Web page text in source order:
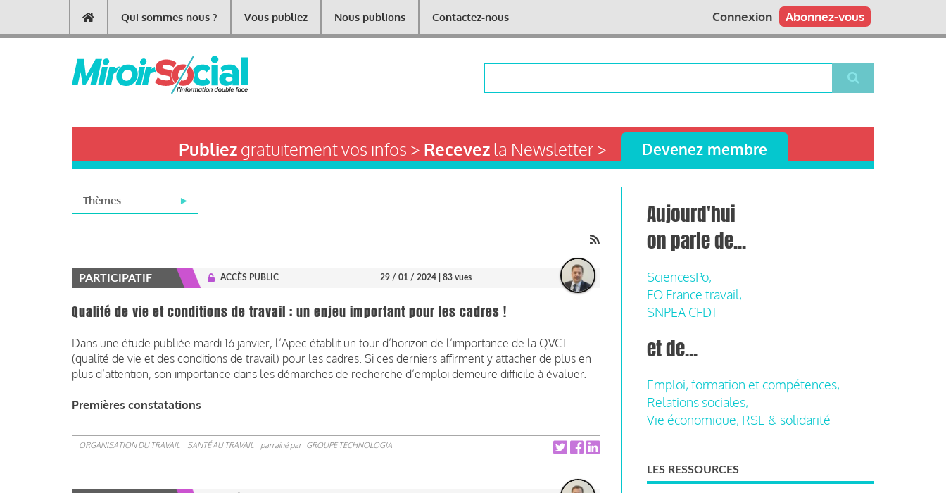
contenu
Main
navigation
Qui sommes nous ? Vous publiez Nous publions Contactez-nous Abonnez-vous
Connexion
Publiezgratuitement vos infos > Recevezla Newsletter > Devenez membre
Thèmes
PARTICIPATIF ACCÈS PUBLIC 29 / 01 / 2024 | 83 vues
Qualité de vie et conditions de travail : un enjeu important pour les cadres !
Dans une étude publiée mardi 16 janvier, l’Apec établit un tour d’horizon de l’importance de la QVCT
(qualité de vie et des conditions de travail) pour les cadres. Si ces derniers affirment y attacher de plus en
plus d’attention, son importance dans les démarches de recherche d’emploi demeure difficile à évaluer.
Premières constatations
ORGANISATION DU TRAVAIL SANTÉ AU TRAVAIL parrainé par GROUPE TECHNOLOGIA
Aujourd'hui
on parle de...
SciencesPo,
FO France travail,
SNPEA CFDT
et de...
Emploi, formation et compétences,
Relations sociales,
Vie économique, RSE & solidarité
LES RESSOURCES